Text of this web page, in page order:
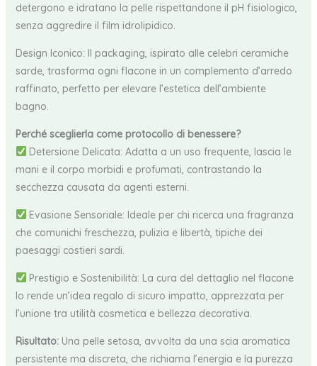
detergono e idratano la pelle rispettandone il pH fisiologico,
senza aggredire il film idrolipidico.
Design Iconico: Il packaging, ispirato alle celebri ceramiche
sarde, trasforma ogni flacone in un complemento d’arredo
raffinato, perfetto per elevare l’estetica dell’ambiente
bagno.
Perché sceglierla come protocollo di benessere?
Detersione Delicata: Adatta a un uso frequente, lascia le
mani e il corpo morbidi e profumati, contrastando la
secchezza causata da agenti esterni.
Evasione Sensoriale: Ideale per chi ricerca una fragranza
che comunichi freschezza, pulizia e libertà, tipiche dei
paesaggi costieri sardi.
Prestigio e Sostenibilità: La cura del dettaglio nel flacone
lo rende un’idea regalo di sicuro impatto, apprezzata per
l’unione tra utilità cosmetica e bellezza decorativa.
Risultato:Una pelle setosa, avvolta da una scia aromatica
persistente ma discreta, che richiama l’energia e la purezza